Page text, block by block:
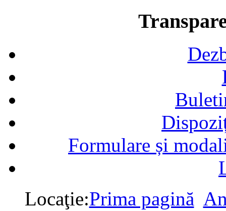
Formulare și
Locaţie:Prima pagină